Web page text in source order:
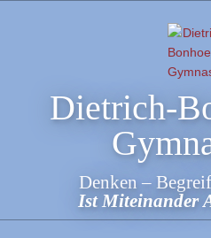
Dietrich-
Denken –
Ist Miteinander